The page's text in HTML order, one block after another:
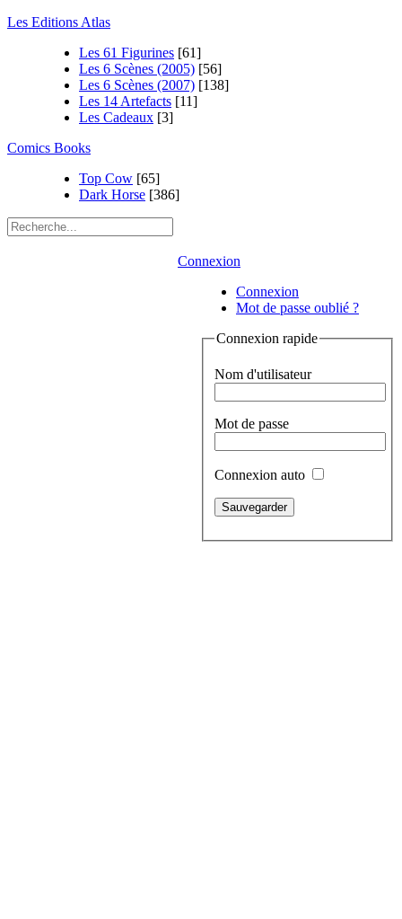
Les Editions Atlas
Les 61 Figurines [61]
Les 6 Scènes (2005) [56]
Les 6 Scènes (2007) [138]
Les 14 Artefacts [11]
Les Cadeaux [3]
Comics Books
Top Cow [65]
Dark Horse [386]
Connexion
Connexion
Mot de passe oublié ?
Connexion rapide
Nom d'utilisateur
Mot de passe
Connexion auto